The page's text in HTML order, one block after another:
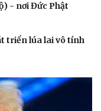
- nơi Đức Phật
triển lúa lai vô tính